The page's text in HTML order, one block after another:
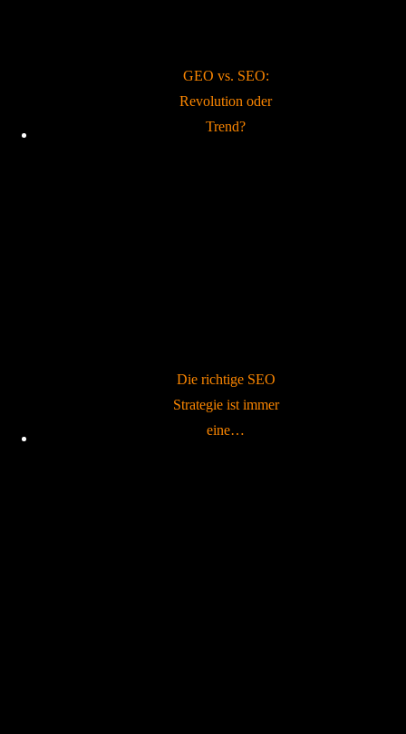
GEO vs. SEO:
Revolution oder
Trend?
Die richtige SEO
Strategie ist immer
eine…